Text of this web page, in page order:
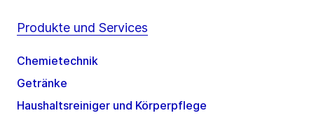
Produkte und Services
Chemietechnik
Getränke
Haushaltsreiniger und Körperpflege